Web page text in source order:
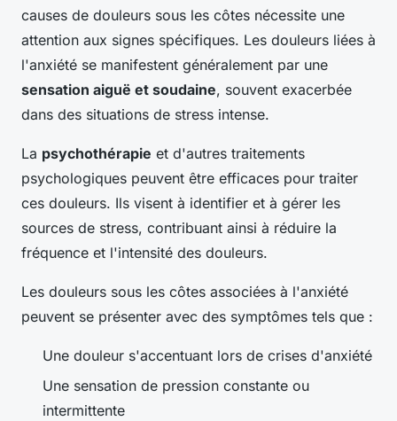
causes de douleurs sous les côtes nécessite une
attention aux signes spécifiques. Les douleurs liées à
l'anxiété se manifestent généralement par une
sensation aiguë et soudaine, souvent exacerbée
dans des situations de stress intense.
La psychothérapie et d'autres traitements
psychologiques peuvent être efficaces pour traiter
ces douleurs. Ils visent à identifier et à gérer les
sources de stress, contribuant ainsi à réduire la
fréquence et l'intensité des douleurs.
Les douleurs sous les côtes associées à l'anxiété
peuvent se présenter avec des symptômes tels que :
Une douleur s'accentuant lors de crises d'anxiété
Une sensation de pression constante ou
intermittente